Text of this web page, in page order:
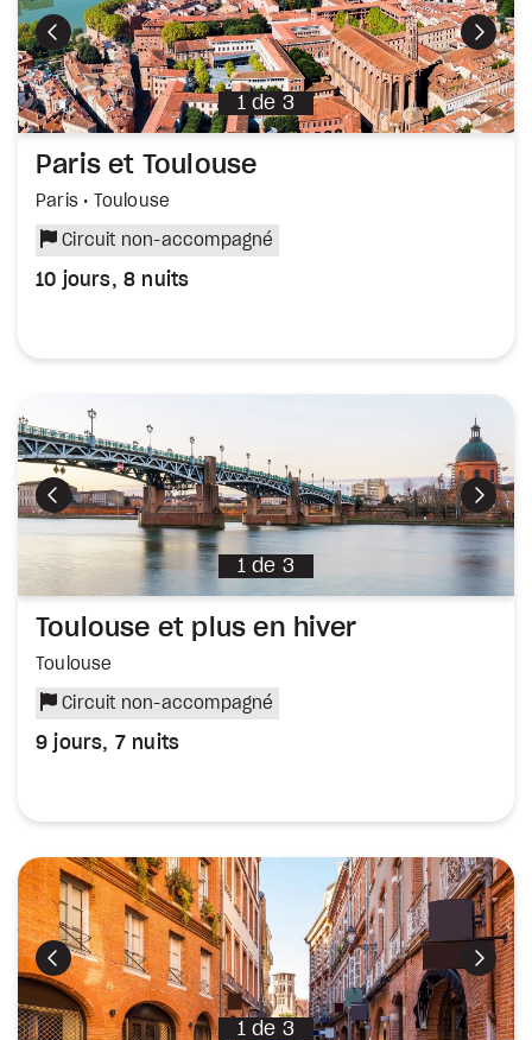
Précédent
1 de 3
Paris et Toulouse
Paris • Toulouse
Circuit non-accompagné
10 jours, 8 nuits
Précédent
1 de 3
Toulouse et plus en hiver
Toulouse
Circuit non-accompagné
9 jours, 7 nuits
Précédent
1 de 3